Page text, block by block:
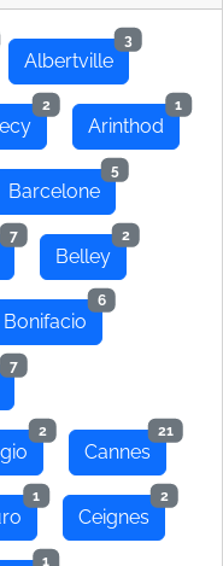
Albertville
3
2
Arinthod
1
Barcelone
5
7
Belley
2
Bonifacio
6
7
2
Cannes
21
1
Ceignes
2
1